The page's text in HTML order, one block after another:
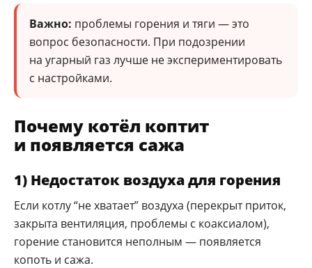
Важно: проблемы горения и тяги — это
вопрос безопасности. При подозрении
на угарный газ лучше не экспериментировать
с настройками.
Почему котёл коптит
и появляется сажа
1) Недостаток воздуха для горения
Если котлу “не хватает” воздуха (перекрыт приток,
закрыта вентиляция, проблемы с коаксиалом),
горение становится неполным — появляется
копоть и сажа.